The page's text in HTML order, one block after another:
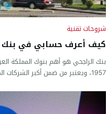
شروحات تقنية
كيف أعرف حسابي في بنك
بنك الراجحي هو أهم بنوك المملكة
1957، ويعتبر من ضمن أكبر الشركات المصرفية...